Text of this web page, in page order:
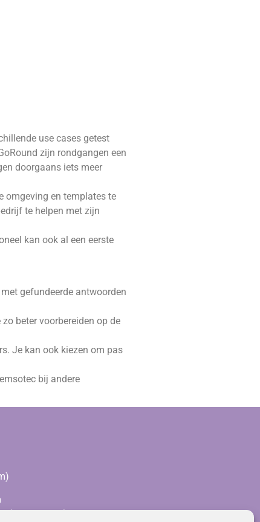
use cases getest
zijn rondgangen een
doorgaans iets meer
omgeving en templates te
te helpen met zijn
kan ook al een eerste
gefundeerde antwoorden
beter voorbereiden op de
Je kan ook kiezen om pas
bij andere
(